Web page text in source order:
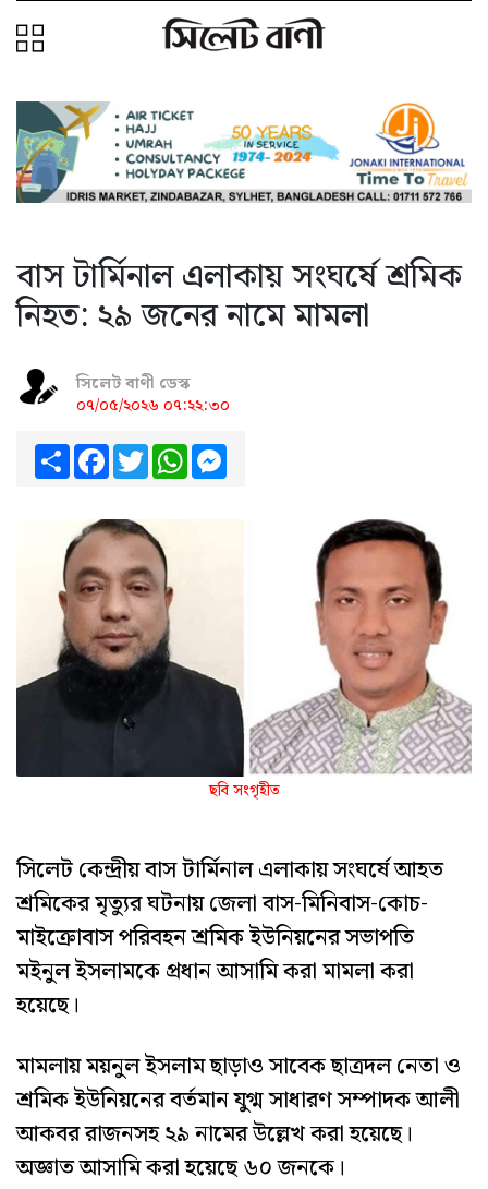
বাস টার্মিনাল এলাকায় সংঘর্ষে শ্রমিক
নিহত: ২৯ জনের নামে মামলা
সিলেট বাণী ডেস্ক
০৭/০৫/২০২৬ ০৭:২২:৩০
ShareFacebook
TwitterWhatsApp
ছবি সংগৃহীত
সিলেট কেন্দ্রীয় বাস টার্মিনাল এলাকায় সংঘর্ষে আহত
শ্রমিকের মৃত্যুর ঘটনায় জেলা বাস-মিনিবাস-কোচ-
মাইক্রোবাস পরিবহন শ্রমিক ইউনিয়নের সভাপতি
মইনুল ইসলামকে প্রধান আসামি করা মামলা করা
হয়েছে।
মামলায় ময়নুল ইসলাম ছাড়াও সাবেক ছাত্রদল নেতা ও
শ্রমিক ইউনিয়নের বর্তমান যুগ্ম সাধারণ সম্পাদক আলী
আকবর রাজনসহ ২৯ নামের উল্লেখ করা হয়েছে।
অজ্ঞাত আসামি করা হয়েছে ৬০ জনকে।